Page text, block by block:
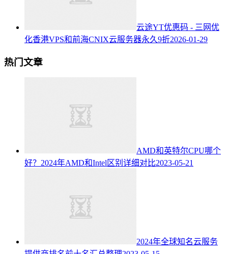
云途YT优惠码 - 三网优
化香港VPS和前海CNIX云服务器永久9折2026-01-29
热门文章
AMD和英特尔CPU哪个
好？2024年AMD和Intel区别详细对比2023-05-21
2024年全球知名云服务